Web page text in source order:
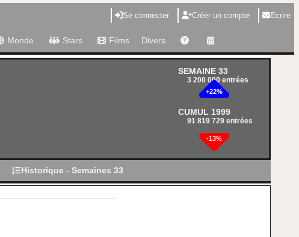
Se connecter Créer un compte Ecrire
Monde Stars Films Divers
SEMAINE 33
3 200 000 entrées
+22%
CUMUL 1999
91 819 729 entrées
-13%
Historique - Semaines 33